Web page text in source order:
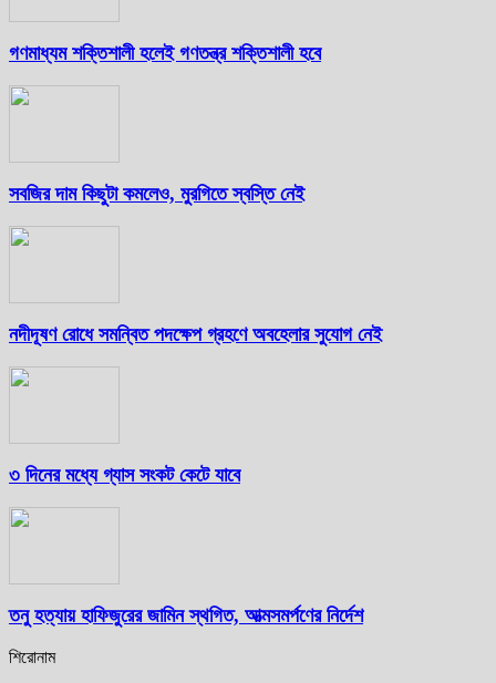
গণমাধ্যম শক্তিশালী হলেই গণতন্ত্র শক্তিশালী হবে
সবজির দাম কিছুটা কমলেও, মুরগিতে স্বস্তি নেই
নদীদূষণ রোধে সমন্বিত পদক্ষেপ গ্রহণে অবহেলার সুযোগ নেই
৩ দিনের মধ্যে গ্যাস সংকট কেটে যাবে
তনু হত্যায় হাফিজুরের জামিন স্থগিত, আত্মসমর্পণের নির্দেশ
শিরোনাম